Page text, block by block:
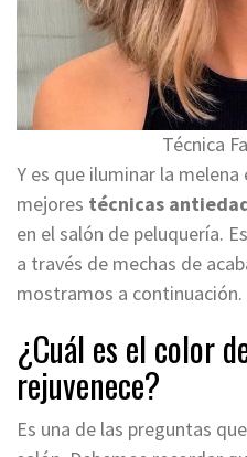
Técnica
Y es que iluminar la melena
mejores técnicas
en el salón de peluquería.
a través de mechas de
mostramos a continuación.
¿Cuál es el color
rejuvenece?
Es una de las preguntas